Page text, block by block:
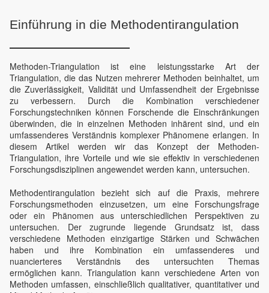
Einführung in die Methodentirangulation
Methoden-Triangulation ist eine leistungsstarke Art der
Triangulation, die das Nutzen mehrerer Methoden beinhaltet, um
die Zuverlässigkeit, Validität und Umfassendheit der Ergebnisse
zu verbessern. Durch die Kombination verschiedener
Forschungstechniken können Forschende die Einschränkungen
überwinden, die in einzelnen Methoden inhärent sind, und ein
umfassenderes Verständnis komplexer Phänomene erlangen. In
diesem Artikel werden wir das Konzept der Methoden-
Triangulation, ihre Vorteile und wie sie effektiv in verschiedenen
Forschungsdisziplinen angewendet werden kann, untersuchen.
Methodentirangulation bezieht sich auf die Praxis, mehrere
Forschungsmethoden einzusetzen, um eine Forschungsfrage
oder ein Phänomen aus unterschiedlichen Perspektiven zu
untersuchen. Der zugrunde liegende Grundsatz ist, dass
verschiedene Methoden einzigartige Stärken und Schwächen
haben und ihre Kombination ein umfassenderes und
nuancierteres Verständnis des untersuchten Themas
ermöglichen kann. Triangulation kann verschiedene Arten von
Methoden umfassen, einschließlich qualitativer, quantitativer und